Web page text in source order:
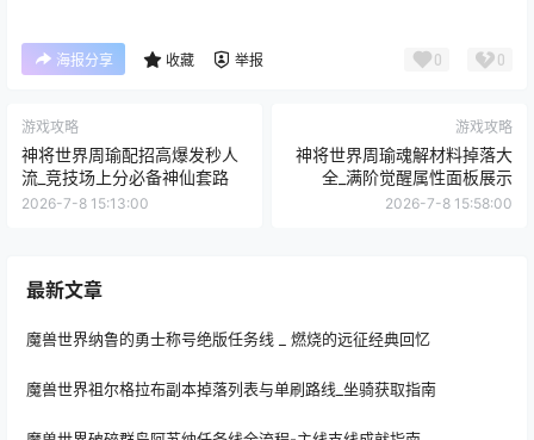
海报分享 收藏 举报 0 0
游戏攻略
神将世界周瑜配招高爆发秒人
流_竞技场上分必备神仙套路
2026-7-8 15:13:00
游戏攻略
神将世界周瑜魂解材料掉落大
全_满阶觉醒属性面板展示
2026-7-8 15:58:00
最新文章
魔兽世界纳鲁的勇士称号绝版任务线 _ 燃烧的远征经典回忆
魔兽世界祖尔格拉布副本掉落列表与单刷路线_坐骑获取指南